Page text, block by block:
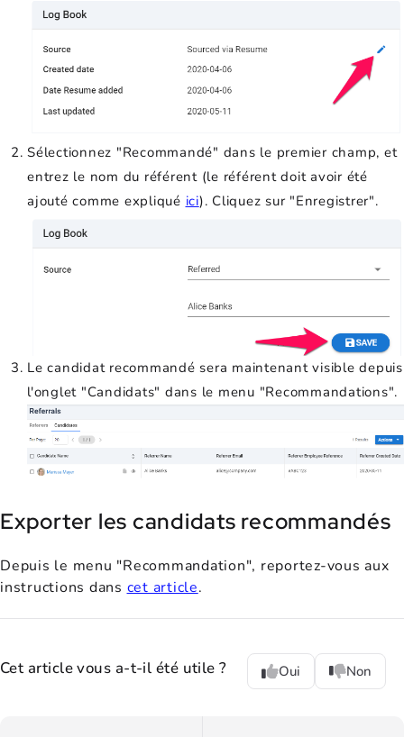
Sélectionnez "Recommandé" dans le premier champ, et
entrez le nom du référent (le référent doit avoir été
ajouté comme expliqué ici). Cliquez sur "Enregistrer".
Le candidat recommandé sera maintenant visible depuis
l'onglet "Candidats" dans le menu "Recommandations".
Exporter les candidats recommandés
Depuis le menu "Recommandation", reportez-vous aux
instructions dans cet article.
Cet article vous a-t-il été utile ? Oui Non